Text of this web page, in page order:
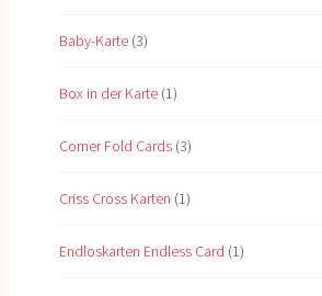
Baby-Karte (3)
Box in der Karte (1)
Corner Fold Cards (3)
Criss Cross Karten (1)
Endloskarten Endless Card (1)